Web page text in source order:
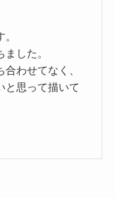
した。
わせてなく、
と思って描いて